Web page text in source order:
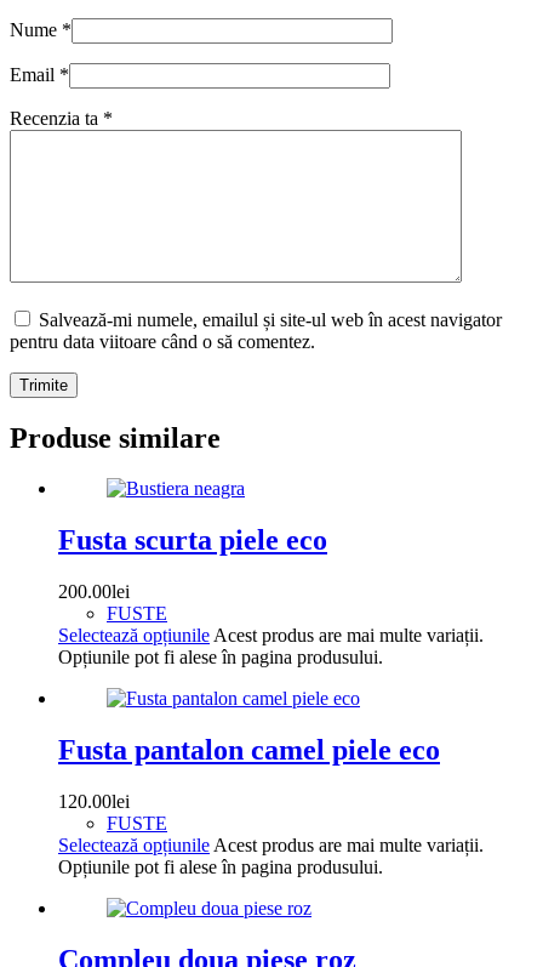
Nume *
Email *
Recenzia ta *
Salvează-mi numele, emailul și site-ul web în acest navigator
pentru data viitoare când o să comentez.
Trimite
Produse similare
Fusta scurta piele eco
200.00lei
FUSTE
Selectează opțiunile Acest produs are mai multe variații.
Opțiunile pot fi alese în pagina produsului.
Fusta pantalon camel piele eco
120.00lei
FUSTE
Selectează opțiunile Acest produs are mai multe variații.
Opțiunile pot fi alese în pagina produsului.
Compleu doua piese roz